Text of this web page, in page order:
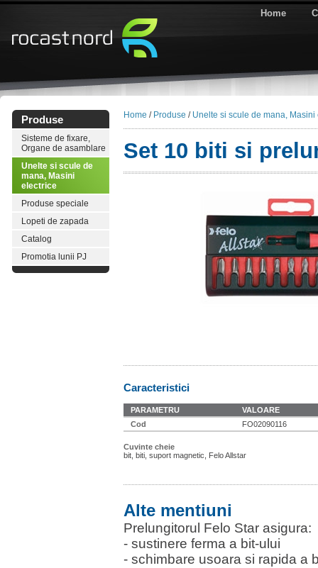
Home
Produse
Sisteme de fixare,
Organe de asamblare
Unelte si scule de
mana, Masini
electrice
Produse speciale
Lopeti de zapada
Catalog
Promotia lunii PJ
Home / Produse / Unelte si scule de mana, Masini
Set 10 biti si
Caracteristici
PARAMETRU
VALOARE
Cod
FO02090116
Cuvinte cheie
bit, biti, suport magnetic, Felo Allstar
Alte mentiuni
Prelungitorul Felo Star asigura:
- sustinere ferma a bit-ului
- schimbare usoara si rapida a